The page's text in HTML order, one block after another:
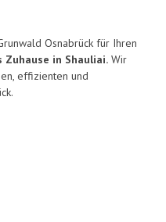
Osnabrück für Ihren
Zuhause in Shauliai. Wir
effizienten und